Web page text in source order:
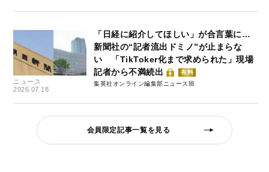
ニュース
2026.07.18
「日経に紹介してほしい」が合言葉に…
新聞社の“記者流出ドミノ”が止まらな
い 「TikToker化まで求められた」現場
記者から不満続出
有料
集英社オンライン編集部ニュース班
会員限定記事一覧を見る